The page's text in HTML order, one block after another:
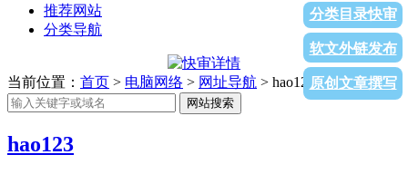
推荐网站
分类导航
分类目录快审
软文外链发布
原创文章撰写
当前位置： 首页 > 电脑网络 > 网址导航 > hao123
网站搜索
hao123